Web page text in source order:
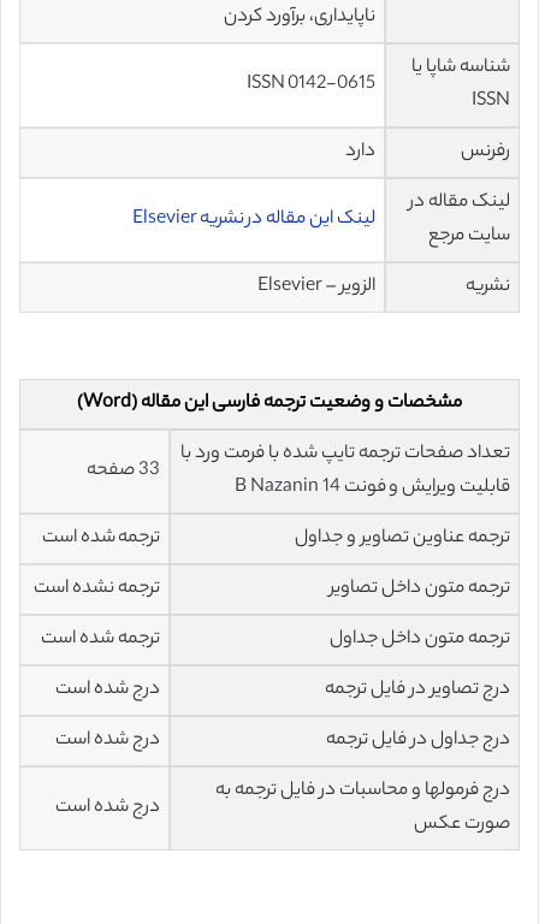
ناپایداری، برآورد کردن
شناسه شاپا یا
ISSN
ISSN 0142-0615
رفرنس
دارد
لینک مقاله در
سایت مرجع
لینک این مقاله در نشریه Elsevier
نشریه الزویر – Elsevier
مشخصات و وضعیت ترجمه فارسی این مقاله (Word)
تعداد صفحات ترجمه تایپ شده با فرمت ورد با
قابلیت ویرایش و فونت 14 B Nazanin
33 صفحه
ترجمه عناوین تصاویر و جداول
ترجمه شده است
ترجمه متون داخل تصاویر
ترجمه نشده است
ترجمه متون داخل جداول
ترجمه شده است
درج تصاویر در فایل ترجمه
درج شده است
درج جداول در فایل ترجمه
درج شده است
درج فرمولها و محاسبات در فایل ترجمه به
صورت عکس
درج شده است